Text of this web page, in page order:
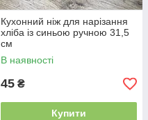
Кухонний ніж для нарізання
хліба із синьою ручною 31,5
см
В наявності
45 ₴
Купити